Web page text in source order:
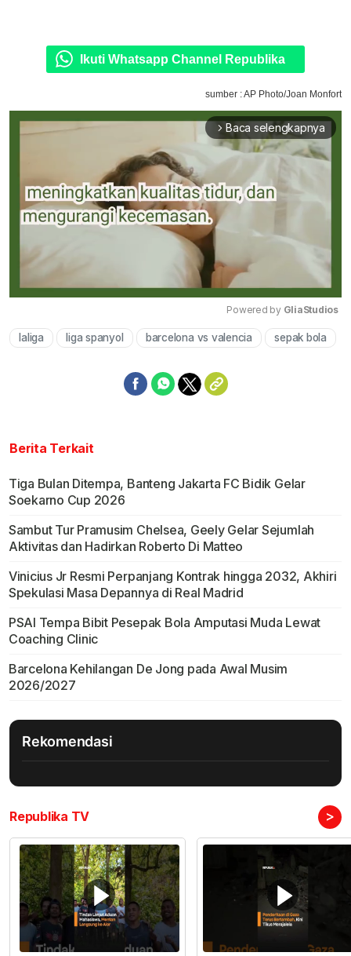
Ikuti Whatsapp Channel Republika
sumber : AP Photo/Joan Monfort
arrow_forward_ios Baca selengkapnya
Mute
Powered by GliaStudios
laliga liga spanyol barcelona vs valencia sepak bola
Berita Terkait
Tiga Bulan Ditempa, Banteng Jakarta FC Bidik Gelar
Soekarno Cup 2026
Sambut Tur Pramusim Chelsea, Geely Gelar Sejumlah
Aktivitas dan Hadirkan Roberto Di Matteo
Vinicius Jr Resmi Perpanjang Kontrak hingga 2032, Akhiri
Spekulasi Masa Depannya di Real Madrid
PSAI Tempa Bibit Pesepak Bola Amputasi Muda Lewat
Coaching Clinic
Barcelona Kehilangan De Jong pada Awal Musim
2026/2027
Rekomendasi
Republika TV >